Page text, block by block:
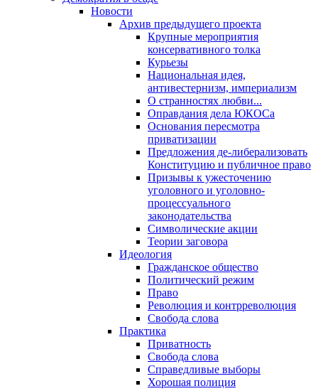
Новости
Архив предыдущего проекта
Крупные мероприятия
консервативного толка
Курьезы
Национальная идея,
антивестернизм, империализм
О странностях любви...
Оправдания дела ЮКОСа
Основания пересмотра
приватизации
Предложения де-либерализовать
Конституцию и публичное право
Призывы к ужесточению
уголовного и уголовно-
процессуального
законодательства
Символические акции
Теории заговора
Идеология
Гражданское общество
Политический режим
Право
Революция и контрреволюция
Свобода слова
Практика
Приватность
Свобода слова
Справедливые выборы
Хорошая полиция